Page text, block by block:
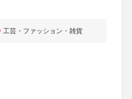
工芸・ファッション・雑貨